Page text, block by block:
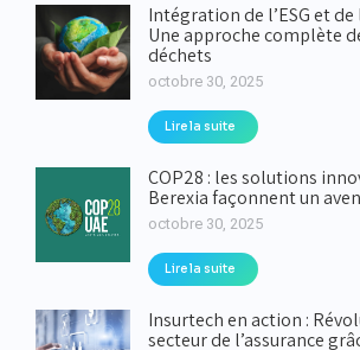
Intégration de l’ESG et
Une approche complète
déchets
octobre 30, 2025
Lire la suite
COP28 : les solutions
Berexia façonnent un
octobre 30, 2025
Lire la suite
Insurtech en action :
secteur de l’assurance